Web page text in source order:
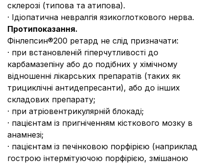
склерозі (типова та атипова).
· Ідіопатична невралгія язикоглоткового нерва.
Протипоказання.
Фінлепсин®200 ретард не слід призначати:
· при встановленій гіперчутливості до
карбамазепіну або до подібних у хімічному
відношенні лікарських препаратів (таких як
трициклічні антидепресанти), або до інших
складових препарату;
· при атріовентрикулярній блокаді;
· пацієнтам із пригніченням кісткового мозку в
анамнезі;
· пацієнтам із печінковою порфірією (наприклад
гострою інтермітуючою порфірією, змішаною